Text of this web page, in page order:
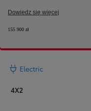
Dowiedz się więcej
155 900 zł
Electric
4X2